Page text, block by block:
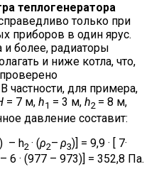
теплогенератора
только при
приборов в один ярус.
и более, радиаторы
и ниже котла, что,
частности, для примера,
= 7 м, h1 = 3 м, h2 = 8 м,
давление составит:
) – h2 · (ρ2– ρ3)] = 9,9 · [ 7·
6 · (977 – 973)] = 352,8 Па.